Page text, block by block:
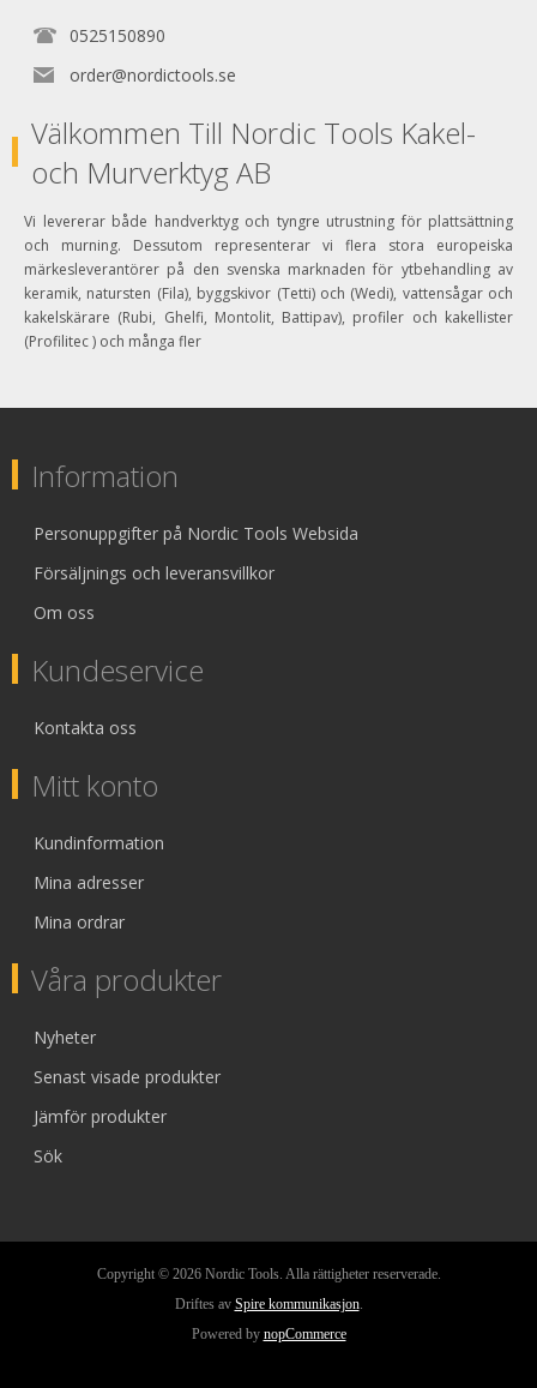
0525150890
order@nordictools.se
Välkommen Till Nordic Tools Kakel-
och Murverktyg AB
Vi levererar både handverktyg och tyngre utrustning för plattsättning
och murning. Dessutom representerar vi flera stora europeiska
märkesleverantörer på den svenska marknaden för ytbehandling av
keramik, natursten (Fila), byggskivor (Tetti) och (Wedi), vattensågar och
kakelskärare (Rubi, Ghelfi, Montolit, Battipav), profiler och kakellister
(Profilitec ) och många fler
Information
Personuppgifter på Nordic Tools Websida
Försäljnings och leveransvillkor
Om oss
Kundeservice
Kontakta oss
Mitt konto
Kundinformation
Mina adresser
Mina ordrar
Våra produkter
Nyheter
Senast visade produkter
Jämför produkter
Sök
Copyright © 2026 Nordic Tools. Alla rättigheter reserverade.
Driftes av Spire kommunikasjon.
Powered by nopCommerce